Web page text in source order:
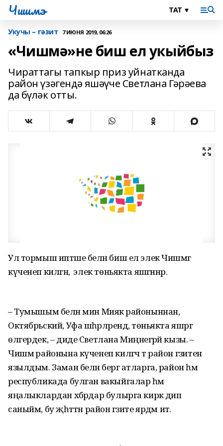
Чишмэ
Укучы – гәзит 7 ИЮНЯ 2019, 06:26
«Чишмә»не биш ел укыйбыз
Чираттагы тапкыр приз уйнатканда
район үзәгендә яшәүче Светлана Гәрәева
да бүләк отты.
Ул тормыш иптәше белән биш ел элек Чишмәгә
күченеп килгән, ә элек төньякта яшәгәннәр.
– Тумышым белән мин Миякә районыннан,
Октябрьский, Уфа шәһәрләрендә, төньякта яшәргә
өлгердек, – диде Светлана Миңнегәрәй кызы. –
Чишмә районына күченеп килгәч тә район гәзитенә
язылдым. Заман белән бергә атларга, район һәм
республикада булган вакыйгалар һәм
яңалыклардан хәбәрдар булырга кирәк дип
саныйм, бу җәһәттән район гәзите ярдәм итә.